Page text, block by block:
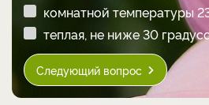
комнатной температуры
теплая, не ниже 30
Следующий вопрос